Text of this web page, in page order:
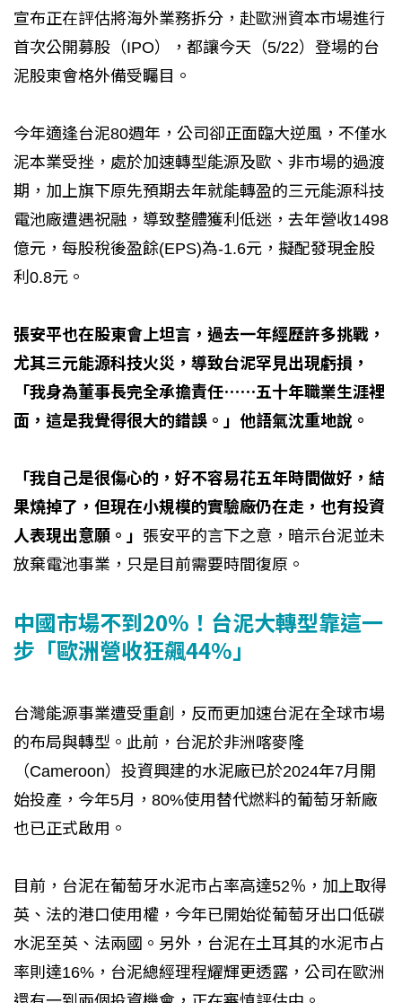
宣布正在評估將海外業務拆分，赴歐洲資本市場進行
首次公開募股（IPO），都讓今天（5/22）登場的台
泥股東會格外備受矚目。
今年適逢台泥80週年，公司卻正面臨大逆風，不僅水
泥本業受挫，處於加速轉型能源及歐、非市場的過渡
期，加上旗下原先預期去年就能轉盈的三元能源科技
電池廠遭遇祝融，導致整體獲利低迷，去年營收1498
億元，每股稅後盈餘(EPS)為-1.6元，擬配發現金股
利0.8元。
張安平也在股東會上坦言，過去一年經歷許多挑戰，
尤其三元能源科技火災，導致台泥罕見出現虧損，
「我身為董事長完全承擔責任⋯⋯五十年職業生涯裡
面，這是我覺得很大的錯誤。」他語氣沈重地說。
「我自己是很傷心的，好不容易花五年時間做好，結
果燒掉了，但現在小規模的實驗廠仍在走，也有投資
人表現出意願。」 張安平的言下之意，暗示台泥並未
放棄電池事業，只是目前需要時間復原。
中國市場不到20%！台泥大轉型靠這一
步「歐洲營收狂飆44%」
台灣能源事業遭受重創，反而更加速台泥在全球市場
的布局與轉型。此前，台泥於非洲喀麥隆
（Cameroon）投資興建的水泥廠已於2024年7月開
始投產，今年5月，80%使用替代燃料的葡萄牙新廠
也已正式啟用。
目前，台泥在葡萄牙水泥市占率高達52％，加上取得
英、法的港口使用權，今年已開始從葡萄牙出口低碳
水泥至英、法兩國。另外，台泥在土耳其的水泥市占
率則達16%，台泥總經理程耀輝更透露，公司在歐洲